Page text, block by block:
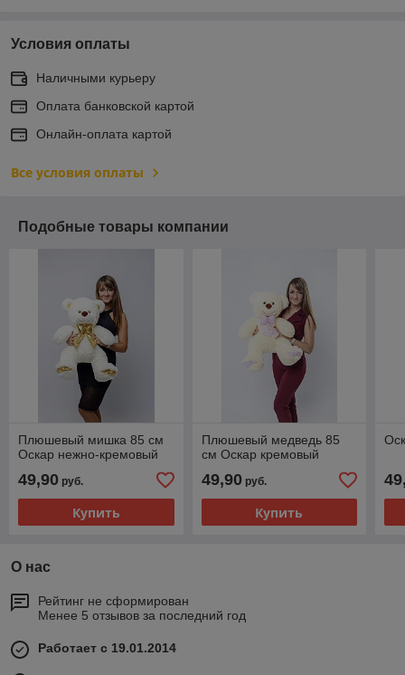
Условия оплаты
Наличными курьеру
Оплата банковской картой
Онлайн-оплата картой
Все условия оплаты
Подобные товары компании
Плюшевый мишка 85 см
Оскар нежно-кремовый
49,90 руб.
Купить
Плюшевый медведь 85
см Оскар кремовый
49,90руб.
Купить
О нас
Рейтинг не сформирован
Менее 5 отзывов за последний год
Работает с 19.01.2014